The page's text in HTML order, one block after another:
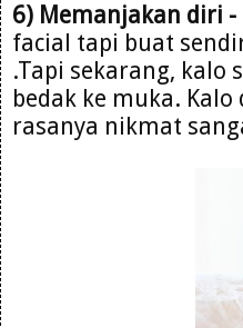
6) Memanjakan diri -
facial tapi buat
.Tapi sekarang, kalo
bedak ke muka.
rasanya nikmat